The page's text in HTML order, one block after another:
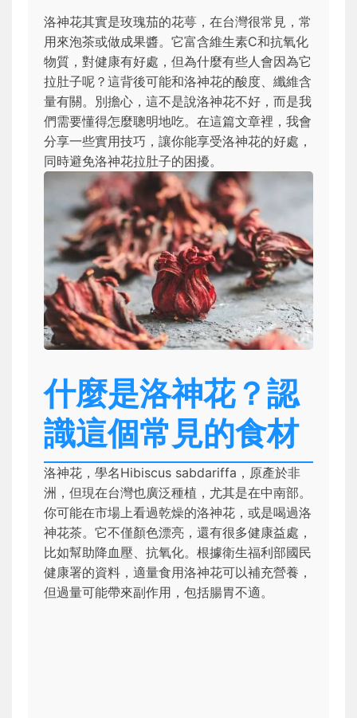
洛神花其實是玫瑰茄的花萼，在台灣很常見，常
用來泡茶或做成果醬。它富含維生素C和抗氧化
物質，對健康有好處，但為什麼有些人會因為它
拉肚子呢？這背後可能和洛神花的酸度、纖維含
量有關。別擔心，這不是說洛神花不好，而是我
們需要懂得怎麼聰明地吃。在這篇文章裡，我會
分享一些實用技巧，讓你能享受洛神花的好處，
同時避免洛神花拉肚子的困擾。
什麼是洛神花？認
識這個常見的食材
洛神花，學名Hibiscus sabdariffa，原產於非
洲，但現在台灣也廣泛種植，尤其是在中南部。
你可能在市場上看過乾燥的洛神花，或是喝過洛
神花茶。它不僅顏色漂亮，還有很多健康益處，
比如幫助降血壓、抗氧化。根據衛生福利部國民
健康署的資料，適量食用洛神花可以補充營養，
但過量可能帶來副作用，包括腸胃不適。